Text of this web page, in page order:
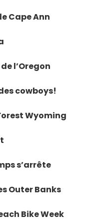
Cape Ann
l’Oregon
cowboys!
Wyoming
s’arrête
Outer Banks
Bike Week